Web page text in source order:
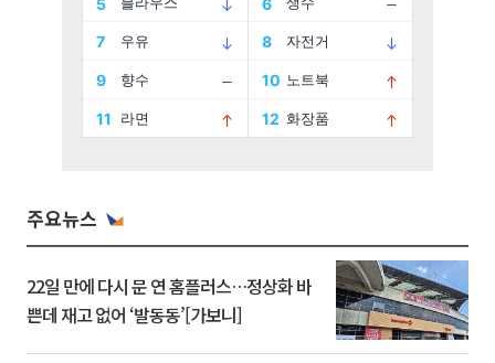
주요뉴스
22일 만에 다시 문 연 홈플러스…정상화 바
쁜데 재고 없어 ‘발동동’[가보니]